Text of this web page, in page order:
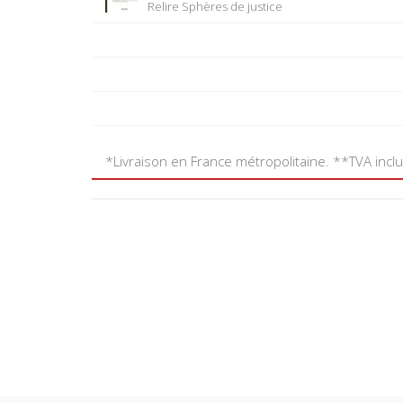
Relire Sphères de justice
*Livraison en France métropolitaine. **TVA